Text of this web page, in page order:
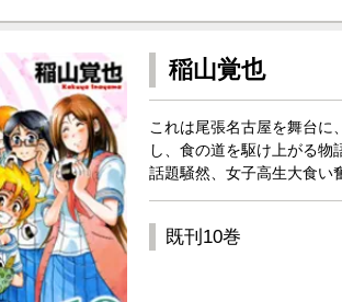
稲山覚也
これは尾張名古屋を舞台に
し、食の道を駆け上がる物
話題騒然、女子高生大食い
既刊10巻